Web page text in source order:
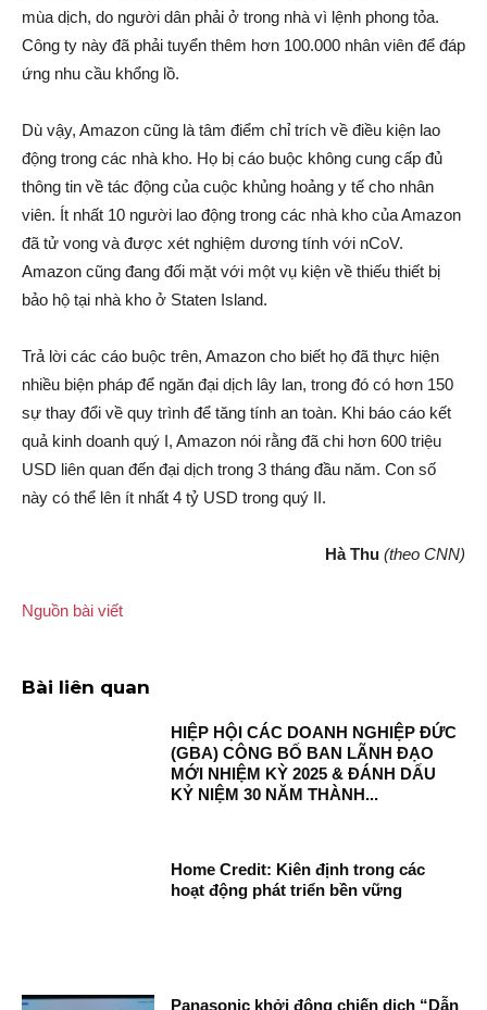
mùa dịch, do người dân phải ở trong nhà vì lệnh phong tỏa.
Công ty này đã phải tuyển thêm hơn 100.000 nhân viên để đáp
ứng nhu cầu khổng lồ.
Dù vậy, Amazon cũng là tâm điểm chỉ trích về điều kiện lao
động trong các nhà kho. Họ bị cáo buộc không cung cấp đủ
thông tin về tác động của cuộc khủng hoảng y tế cho nhân
viên. Ít nhất 10 người lao động trong các nhà kho của Amazon
đã tử vong và được xét nghiệm dương tính với nCoV.
Amazon cũng đang đối mặt với một vụ kiện về thiếu thiết bị
bảo hộ tại nhà kho ở Staten Island.
Trả lời các cáo buộc trên, Amazon cho biết họ đã thực hiện
nhiều biện pháp để ngăn đại dịch lây lan, trong đó có hơn 150
sự thay đổi về quy trình để tăng tính an toàn. Khi báo cáo kết
quả kinh doanh quý I, Amazon nói rằng đã chi hơn 600 triệu
USD liên quan đến đại dịch trong 3 tháng đầu năm. Con số
này có thể lên ít nhất 4 tỷ USD trong quý II.
Hà Thu (theo CNN)
Nguồn bài viết
Bài liên quan
HIỆP HỘI CÁC DOANH NGHIỆP ĐỨC
(GBA) CÔNG BỐ BAN LÃNH ĐẠO
MỚI NHIỆM KỲ 2025 & ĐÁNH DẤU
KỶ NIỆM 30 NĂM THÀNH...
Home Credit: Kiên định trong các
hoạt động phát triển bền vững
Panasonic khởi động chiến dịch “Dẫn